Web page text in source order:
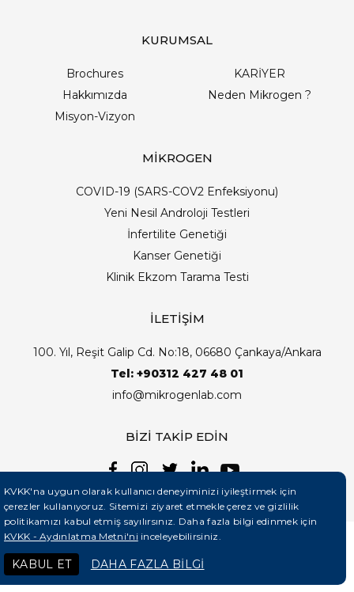
KURUMSAL
Brochures
KARİYER
Hakkımızda
Neden Mikrogen ?
Misyon-Vizyon
MİKROGEN
COVID-19 (SARS-COV2 Enfeksiyonu)
Yeni Nesil Androloji Testleri
İnfertilite Genetiği
Kanser Genetiği
Klinik Ekzom Tarama Testi
İLETİŞİM
100. Yıl, Reşit Galip Cd. No:18, 06680 Çankaya/Ankara
Tel: +90312 427 48 01
info@mikrogenlab.com
BİZİ TAKİP EDİN
Teknobay (+90 444 5 331)
KVKK'na uygun olarak kullanıcı deneyiminizi iyileştirmek için
çerezler kullanıyoruz. Sitemizi ziyaret etmekle çerez ve gizlilik
politikamızı kabul etmiş sayılırsınız. Daha fazla bilgi edinmek için
KVKK - Aydınlatma Metni'ni inceleyebilirsiniz.
KABUL ET DAHA FAZLA BİLGİ